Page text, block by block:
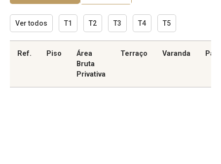
Ver todos T1 T2 T3 T4 T5
Ref. Piso
Área
Bruta
Privativa
Terraço Varanda